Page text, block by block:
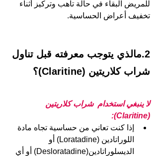
للمريض البقاء في حالة تأهب وتركيز أثناء
تخفيف أعراض الحساسية.
2.مالذي يتوجب معرفته قبل تناول
شراب كلاريتين (Claritine)؟
لا ينبغي استخدام  شراب كلاريتين
(Claritine):
إذا كنت تعاني من حساسية تجاه مادة
اللوراتادين (Loratadine) أو
الديسلوراتادين(Desloratadine) أو أي